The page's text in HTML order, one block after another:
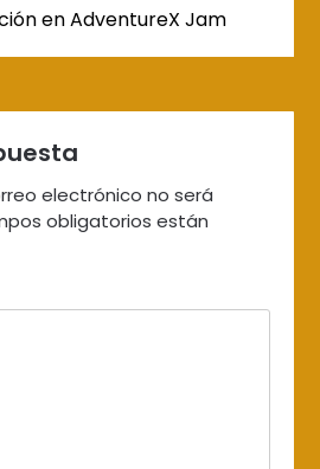
en AdventureX Jam
electrónico no será
obligatorios están